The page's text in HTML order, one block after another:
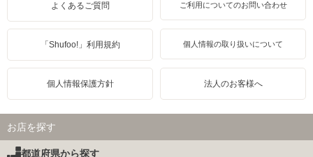
よくあるご質問 ご利用についてのお問い合わせ
「Shufoo!」利用規約 個人情報の取り扱いについて
個人情報保護方針 法人のお客様へ
お店を探す
都道府県から探す